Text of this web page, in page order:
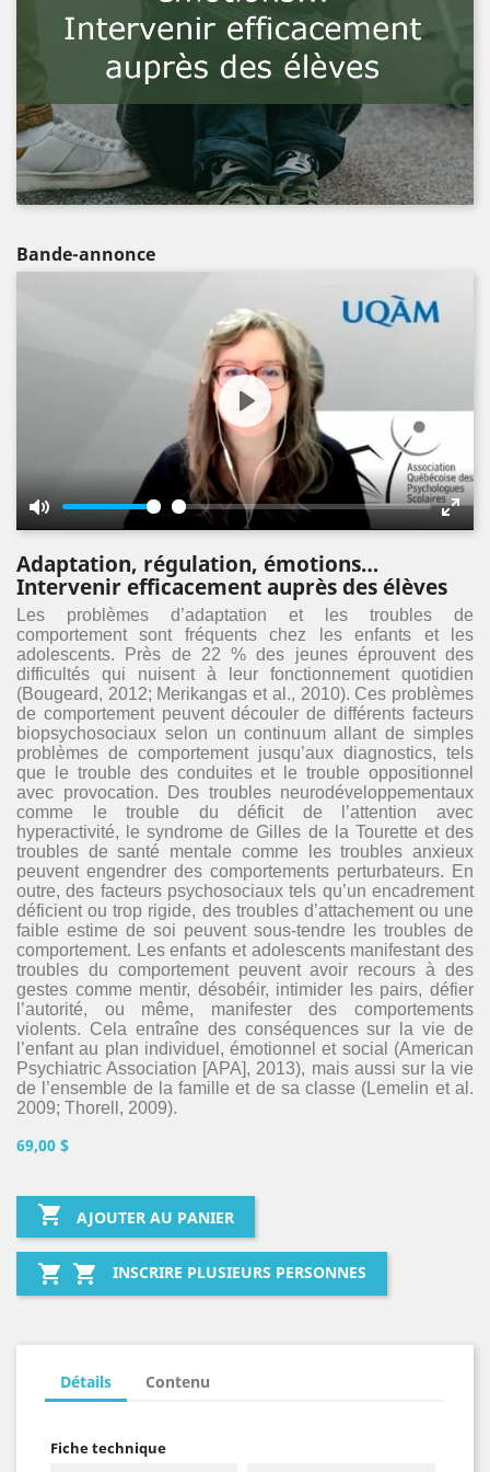
Bande-annonce
Mute
Enter
Play
Adaptation, régulation, émotions…
Intervenir efficacement auprès des élèves
Les problèmes d’adaptation et les troubles de
comportement sont fréquents chez les enfants et les
adolescents. Près de 22 % des jeunes éprouvent des
difficultés qui nuisent à leur fonctionnement quotidien
(Bougeard, 2012; Merikangas et al., 2010). Ces problèmes
de comportement peuvent découler de différents facteurs
biopsychosociaux selon un continuum allant de simples
problèmes de comportement jusqu’aux diagnostics, tels
que le trouble des conduites et le trouble oppositionnel
avec provocation. Des troubles neurodéveloppementaux
comme le trouble du déficit de l’attention avec
hyperactivité, le syndrome de Gilles de la Tourette et des
troubles de santé mentale comme les troubles anxieux
peuvent engendrer des comportements perturbateurs. En
outre, des facteurs psychosociaux tels qu’un encadrement
déficient ou trop rigide, des troubles d’attachement ou une
faible estime de soi peuvent sous-tendre les troubles de
comportement. Les enfants et adolescents manifestant des
troubles du comportement peuvent avoir recours à des
gestes comme mentir, désobéir, intimider les pairs, défier
l’autorité, ou même, manifester des comportements
violents. Cela entraîne des conséquences sur la vie de
l’enfant au plan individuel, émotionnel et social (American
Psychiatric Association [APA], 2013), mais aussi sur la vie
de l’ensemble de la famille et de sa classe (Lemelin et al.
2009; Thorell, 2009).
69,00 $
 AJOUTER AU PANIER
  INSCRIRE PLUSIEURS PERSONNES
Détails Contenu
Fiche technique